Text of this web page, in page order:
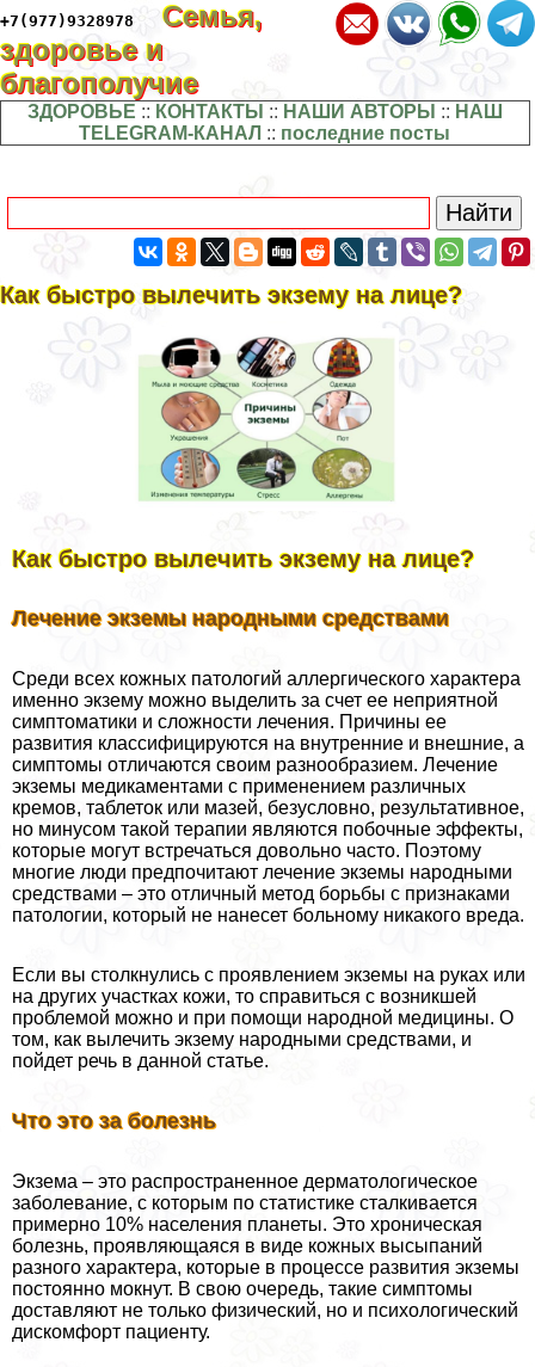
+7(977)9328978
Семья,
здоровье и
благополучие
ЗДОРОВЬЕ :: КОНТАКТЫ :: НАШИ АВТОРЫ :: НАШ
TELEGRAM-КАНАЛ :: последние посты
Как быстро вылечить экзему на лице?
Как быстро вылечить экзему на лице?
Лечение экземы народными средствами
Среди всех кожных патологий аллергического хаpaктера
именно экзему можно выделить за счет ее неприятной
симптоматики и сложности лечения. Причины ее
развития классифицируются на внутренние и внешние, а
симптомы отличаются своим разнообразием. Лечение
экземы медикаментами с применением различных
кремов, таблеток или мазей, безусловно, результативное,
но минусом такой терапии являются побочные эффекты,
которые могут встречаться довольно часто. Поэтому
многие люди предпочитают лечение экземы народными
средствами – это отличный метод борьбы с признаками
патологии, который не нанесет больному никакого вреда.
Если вы столкнулись с проявлением экземы на руках или
на других участках кожи, то справиться с возникшей
проблемой можно и при помощи народной медицины. О
том, как вылечить экзему народными средствами, и
пойдет речь в данной статье.
Что это за болезнь
Экзема – это распространенное дерматологическое
заболевание, с которым по статистике сталкивается
примерно 10% населения планеты. Это хроническая
болезнь, проявляющаяся в виде кожных высыпаний
разного хаpaктера, которые в процессе развития экземы
постоянно мокнут. В свою очередь, такие симптомы
доставляют не только физический, но и психологический
дискомфорт пациенту.